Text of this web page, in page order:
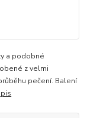
a podobné
z velmi
pečení. Balení